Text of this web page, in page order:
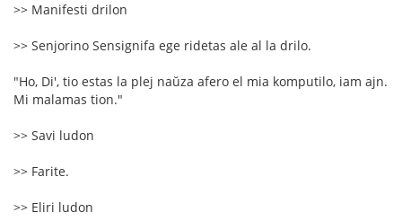
>> Manifesti drilon
>> Senjorino Sensignifa ege ridetas ale al la drilo.
"Ho, Di', tio estas la plej naŭza afero el mia komputilo, iam ajn.
Mi malamas tion."
>> Savi ludon
>> Farite.
>> Eliri ludon